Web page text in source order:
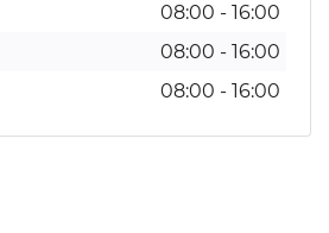
08:00 - 16:00
08:00 - 16:00
08:00 - 16:00